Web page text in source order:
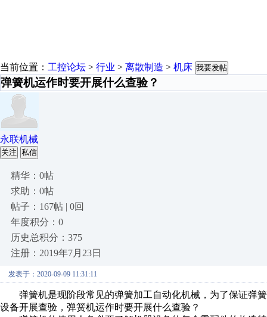
当前位置： 工控论坛 > 行业 > 离散制造 > 机床 我要发帖
弹簧机运作时要开展什么查验？
永联机械
关注 私信
精华：0帖
求助：0帖
帖子：167帖 | 0回
年度积分：0
历史总积分：375
注册：2019年7月23日
发表于：2020-09-09 11:31:11
弹簧机是现阶段常见的弹簧加工自动化机械，为了保证弹
设备开展查验，弹簧机运作时要开展什么查验？